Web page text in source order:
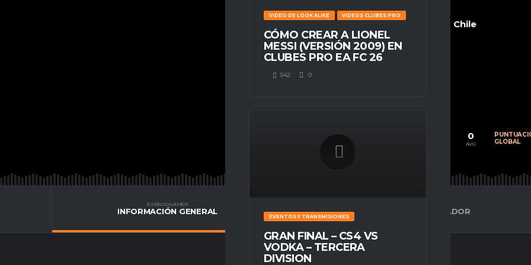
VIDEO DE LOOK ALIKE VIDEOS CLUBES PRO
CÓMO CREAR A LIONEL
MESSI (VERSIÓN 2009) EN
CLUBES PRO EA FC 26
542 0
EVENTOS Y TRANSMISIONES
GRAN FINAL – CS4 VS
VODKA – TERCERA
DIVISION
Chile
CALIFICACIÓN
0
AVG
GLOBAL
ESPACIO GAMER
INFORMACIÓN GENERAL ESTADÍSTICAS DEL JUGADOR